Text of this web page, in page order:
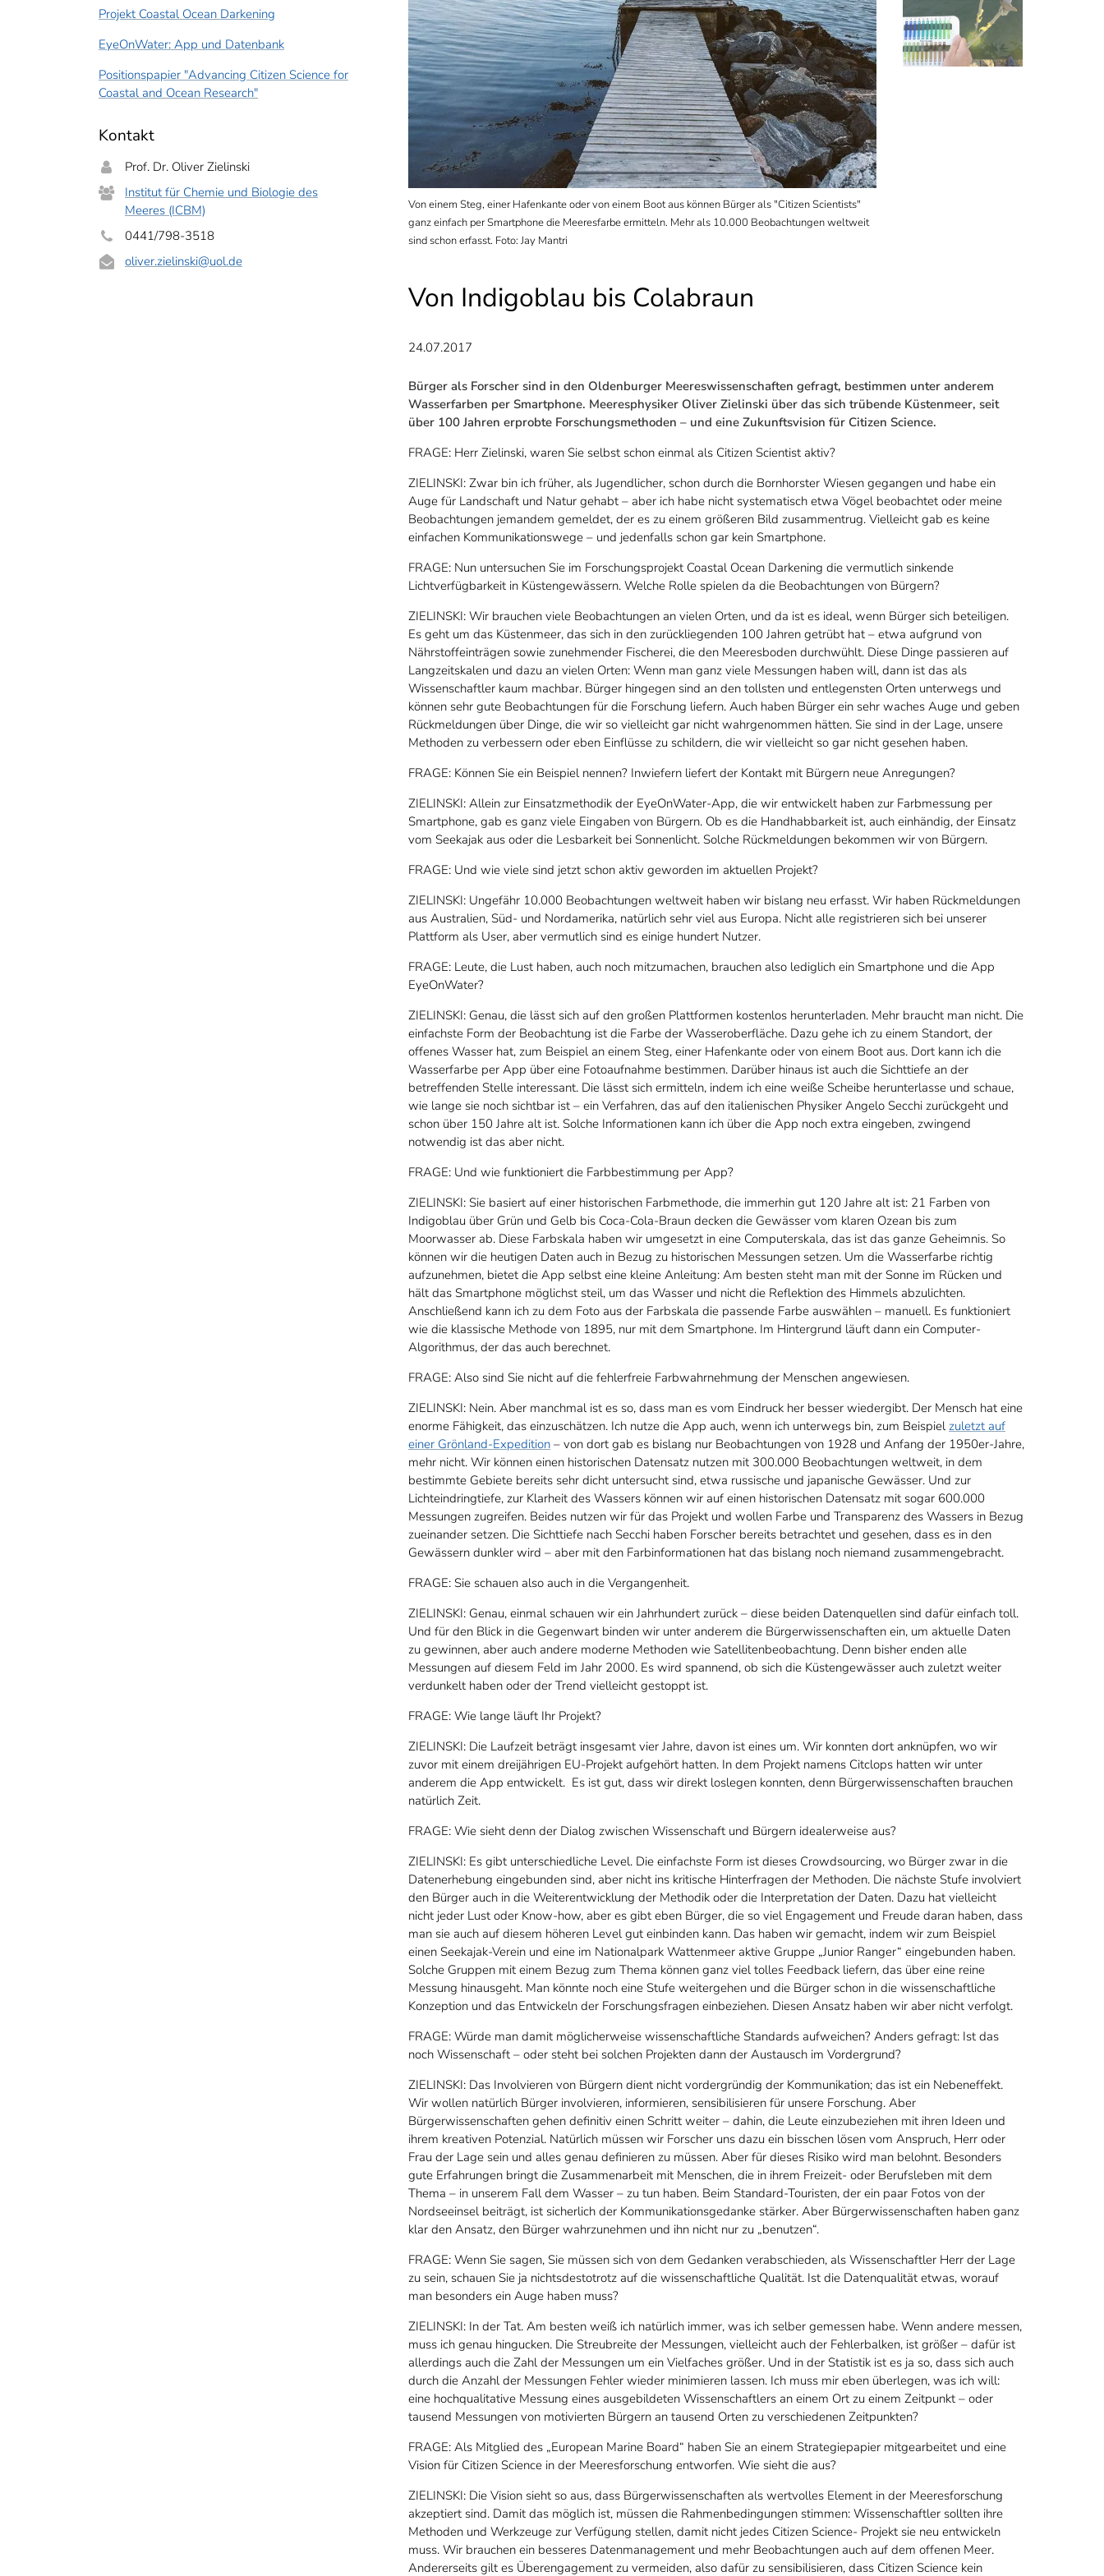
Projekt Coastal Ocean Darkening
EyeOnWater: App und Datenbank
Positionspapier "Advancing Citizen Science for
Coastal and Ocean Research"
Kontakt
Prof. Dr. Oliver Zielinski
Institut für Chemie und Biologie des
Meeres (ICBM)
0441/798-3518
oliver.zielinski@uol.de
mit der Forel-Ule-Skala ist seit gut 120 Jahren bewährt - für die "EyeOnWater-
Von einem Steg, einer Hafenkante oder von einem Boot aus können Bürger als "Citizen Scientists"
ganz einfach per Smartphone die Meeresfarbe ermitteln. Mehr als 10.000 Beobachtungen weltweit
sind schon erfasst. Foto: Jay Mantri
Von Indigoblau bis Colabraun
24.07.2017
Bürger als Forscher sind in den Oldenburger Meereswissenschaften gefragt, bestimmen unter anderem
Wasserfarben per Smartphone. Meeresphysiker Oliver Zielinski über das sich trübende Küstenmeer, seit
über 100 Jahren erprobte Forschungsmethoden – und eine Zukunftsvision für Citizen Science.
FRAGE: Herr Zielinski, waren Sie selbst schon einmal als Citizen Scientist aktiv?
ZIELINSKI: Zwar bin ich früher, als Jugendlicher, schon durch die Bornhorster Wiesen gegangen und habe ein
Auge für Landschaft und Natur gehabt – aber ich habe nicht systematisch etwa Vögel beobachtet oder meine
Beobachtungen jemandem gemeldet, der es zu einem größeren Bild zusammentrug. Vielleicht gab es keine
einfachen Kommunikationswege – und jedenfalls schon gar kein Smartphone.
FRAGE: Nun untersuchen Sie im Forschungsprojekt Coastal Ocean Darkening die vermutlich sinkende
Lichtverfügbarkeit in Küstengewässern. Welche Rolle spielen da die Beobachtungen von Bürgern?
ZIELINSKI: Wir brauchen viele Beobachtungen an vielen Orten, und da ist es ideal, wenn Bürger sich beteiligen.
Es geht um das Küstenmeer, das sich in den zurückliegenden 100 Jahren getrübt hat – etwa aufgrund von
Nährstoffeinträgen sowie zunehmender Fischerei, die den Meeresboden durchwühlt. Diese Dinge passieren auf
Langzeitskalen und dazu an vielen Orten: Wenn man ganz viele Messungen haben will, dann ist das als
Wissenschaftler kaum machbar. Bürger hingegen sind an den tollsten und entlegensten Orten unterwegs und
können sehr gute Beobachtungen für die Forschung liefern. Auch haben Bürger ein sehr waches Auge und geben
Rückmeldungen über Dinge, die wir so vielleicht gar nicht wahrgenommen hätten. Sie sind in der Lage, unsere
Methoden zu verbessern oder eben Einflüsse zu schildern, die wir vielleicht so gar nicht gesehen haben.
FRAGE: Können Sie ein Beispiel nennen? Inwiefern liefert der Kontakt mit Bürgern neue Anregungen?
ZIELINSKI: Allein zur Einsatzmethodik der EyeOnWater-App, die wir entwickelt haben zur Farbmessung per
Smartphone, gab es ganz viele Eingaben von Bürgern. Ob es die Handhabbarkeit ist, auch einhändig, der Einsatz
vom Seekajak aus oder die Lesbarkeit bei Sonnenlicht. Solche Rückmeldungen bekommen wir von Bürgern.
FRAGE: Und wie viele sind jetzt schon aktiv geworden im aktuellen Projekt?
ZIELINSKI: Ungefähr 10.000 Beobachtungen weltweit haben wir bislang neu erfasst. Wir haben Rückmeldungen
aus Australien, Süd- und Nordamerika, natürlich sehr viel aus Europa. Nicht alle registrieren sich bei unserer
Plattform als User, aber vermutlich sind es einige hundert Nutzer.
FRAGE: Leute, die Lust haben, auch noch mitzumachen, brauchen also lediglich ein Smartphone und die App
EyeOnWater?
ZIELINSKI: Genau, die lässt sich auf den großen Plattformen kostenlos herunterladen. Mehr braucht man nicht. Die
einfachste Form der Beobachtung ist die Farbe der Wasseroberfläche. Dazu gehe ich zu einem Standort, der
offenes Wasser hat, zum Beispiel an einem Steg, einer Hafenkante oder von einem Boot aus. Dort kann ich die
Wasserfarbe per App über eine Fotoaufnahme bestimmen. Darüber hinaus ist auch die Sichttiefe an der
betreffenden Stelle interessant. Die lässt sich ermitteln, indem ich eine weiße Scheibe herunterlasse und schaue,
wie lange sie noch sichtbar ist – ein Verfahren, das auf den italienischen Physiker Angelo Secchi zurückgeht und
schon über 150 Jahre alt ist. Solche Informationen kann ich über die App noch extra eingeben, zwingend
notwendig ist das aber nicht.
FRAGE: Und wie funktioniert die Farbbestimmung per App?
ZIELINSKI: Sie basiert auf einer historischen Farbmethode, die immerhin gut 120 Jahre alt ist: 21 Farben von
Indigoblau über Grün und Gelb bis Coca-Cola-Braun decken die Gewässer vom klaren Ozean bis zum
Moorwasser ab. Diese Farbskala haben wir umgesetzt in eine Computerskala, das ist das ganze Geheimnis. So
können wir die heutigen Daten auch in Bezug zu historischen Messungen setzen. Um die Wasserfarbe richtig
aufzunehmen, bietet die App selbst eine kleine Anleitung: Am besten steht man mit der Sonne im Rücken und
hält das Smartphone möglichst steil, um das Wasser und nicht die Reflektion des Himmels abzulichten.
Anschließend kann ich zu dem Foto aus der Farbskala die passende Farbe auswählen – manuell. Es funktioniert
wie die klassische Methode von 1895, nur mit dem Smartphone. Im Hintergrund läuft dann ein Computer-
Algorithmus, der das auch berechnet.
FRAGE: Also sind Sie nicht auf die fehlerfreie Farbwahrnehmung der Menschen angewiesen.
ZIELINSKI: Nein. Aber manchmal ist es so, dass man es vom Eindruck her besser wiedergibt. Der Mensch hat eine
enorme Fähigkeit, das einzuschätzen. Ich nutze die App auch, wenn ich unterwegs bin, zum Beispielzuletzt auf
einer Grönland-Expedition – von dort gab es bislang nur Beobachtungen von 1928 und Anfang der 1950er-Jahre,
mehr nicht. Wir können einen historischen Datensatz nutzen mit 300.000 Beobachtungen weltweit, in dem
bestimmte Gebiete bereits sehr dicht untersucht sind, etwa russische und japanische Gewässer. Und zur
Lichteindringtiefe, zur Klarheit des Wassers können wir auf einen historischen Datensatz mit sogar 600.000
Messungen zugreifen. Beides nutzen wir für das Projekt und wollen Farbe und Transparenz des Wassers in Bezug
zueinander setzen. Die Sichttiefe nach Secchi haben Forscher bereits betrachtet und gesehen, dass es in den
Gewässern dunkler wird – aber mit den Farbinformationen hat das bislang noch niemand zusammengebracht.
FRAGE: Sie schauen also auch in die Vergangenheit.
ZIELINSKI: Genau, einmal schauen wir ein Jahrhundert zurück – diese beiden Datenquellen sind dafür einfach toll.
Und für den Blick in die Gegenwart binden wir unter anderem die Bürgerwissenschaften ein, um aktuelle Daten
zu gewinnen, aber auch andere moderne Methoden wie Satellitenbeobachtung. Denn bisher enden alle
Messungen auf diesem Feld im Jahr 2000. Es wird spannend, ob sich die Küstengewässer auch zuletzt weiter
verdunkelt haben oder der Trend vielleicht gestoppt ist.
FRAGE: Wie lange läuft Ihr Projekt?
ZIELINSKI: Die Laufzeit beträgt insgesamt vier Jahre, davon ist eines um. Wir konnten dort anknüpfen, wo wir
zuvor mit einem dreijährigen EU-Projekt aufgehört hatten. In dem Projekt namens Citclops hatten wir unter
anderem die App entwickelt. Es ist gut, dass wir direkt loslegen konnten, denn Bürgerwissenschaften brauchen
natürlich Zeit.
FRAGE: Wie sieht denn der Dialog zwischen Wissenschaft und Bürgern idealerweise aus?
ZIELINSKI: Es gibt unterschiedliche Level. Die einfachste Form ist dieses Crowdsourcing, wo Bürger zwar in die
Datenerhebung eingebunden sind, aber nicht ins kritische Hinterfragen der Methoden. Die nächste Stufe involviert
den Bürger auch in die Weiterentwicklung der Methodik oder die Interpretation der Daten. Dazu hat vielleicht
nicht jeder Lust oder Know-how, aber es gibt eben Bürger, die so viel Engagement und Freude daran haben, dass
man sie auch auf diesem höheren Level gut einbinden kann. Das haben wir gemacht, indem wir zum Beispiel
einen Seekajak-Verein und eine im Nationalpark Wattenmeer aktive Gruppe „Junior Ranger“ eingebunden haben.
Solche Gruppen mit einem Bezug zum Thema können ganz viel tolles Feedback liefern, das über eine reine
Messung hinausgeht. Man könnte noch eine Stufe weitergehen und die Bürger schon in die wissenschaftliche
Konzeption und das Entwickeln der Forschungsfragen einbeziehen. Diesen Ansatz haben wir aber nicht verfolgt.
FRAGE: Würde man damit möglicherweise wissenschaftliche Standards aufweichen? Anders gefragt: Ist das
noch Wissenschaft – oder steht bei solchen Projekten dann der Austausch im Vordergrund?
ZIELINSKI: Das Involvieren von Bürgern dient nicht vordergründig der Kommunikation; das ist ein Nebeneffekt.
Wir wollen natürlich Bürger involvieren, informieren, sensibilisieren für unsere Forschung. Aber
Bürgerwissenschaften gehen definitiv einen Schritt weiter – dahin, die Leute einzubeziehen mit ihren Ideen und
ihrem kreativen Potenzial. Natürlich müssen wir Forscher uns dazu ein bisschen lösen vom Anspruch, Herr oder
Frau der Lage sein und alles genau definieren zu müssen. Aber für dieses Risiko wird man belohnt. Besonders
gute Erfahrungen bringt die Zusammenarbeit mit Menschen, die in ihrem Freizeit- oder Berufsleben mit dem
Thema – in unserem Fall dem Wasser – zu tun haben. Beim Standard-Touristen, der ein paar Fotos von der
Nordseeinsel beiträgt, ist sicherlich der Kommunikationsgedanke stärker. Aber Bürgerwissenschaften haben ganz
klar den Ansatz, den Bürger wahrzunehmen und ihn nicht nur zu „benutzen“.
FRAGE: Wenn Sie sagen, Sie müssen sich von dem Gedanken verabschieden, als Wissenschaftler Herr der Lage
zu sein, schauen Sie ja nichtsdestotrotz auf die wissenschaftliche Qualität. Ist die Datenqualität etwas, worauf
man besonders ein Auge haben muss?
ZIELINSKI: In der Tat. Am besten weiß ich natürlich immer, was ich selber gemessen habe. Wenn andere messen,
muss ich genau hingucken. Die Streubreite der Messungen, vielleicht auch der Fehlerbalken, ist größer – dafür ist
allerdings auch die Zahl der Messungen um ein Vielfaches größer. Und in der Statistik ist es ja so, dass sich auch
durch die Anzahl der Messungen Fehler wieder minimieren lassen. Ich muss mir eben überlegen, was ich will:
eine hochqualitative Messung eines ausgebildeten Wissenschaftlers an einem Ort zu einem Zeitpunkt – oder
tausend Messungen von motivierten Bürgern an tausend Orten zu verschiedenen Zeitpunkten?
FRAGE: Als Mitglied des „European Marine Board“ haben Sie an einem Strategiepapier mitgearbeitet und eine
Vision für Citizen Science in der Meeresforschung entworfen. Wie sieht die aus?
ZIELINSKI: Die Vision sieht so aus, dass Bürgerwissenschaften als wertvolles Element in der Meeresforschung
akzeptiert sind. Damit das möglich ist, müssen die Rahmenbedingungen stimmen: Wissenschaftler sollten ihre
Methoden und Werkzeuge zur Verfügung stellen, damit nicht jedes Citizen Science- Projekt sie neu entwickeln
muss. Wir brauchen ein besseres Datenmanagement und mehr Beobachtungen auch auf dem offenen Meer.
Andererseits gilt es Überengagement zu vermeiden, also dafür zu sensibilisieren, dass Citizen Science kein